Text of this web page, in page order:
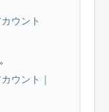
ウント
ウント｜